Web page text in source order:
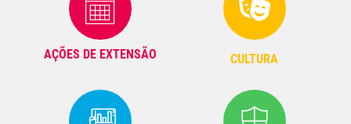
AÇÕES DE EXTENSÃO CULTURA